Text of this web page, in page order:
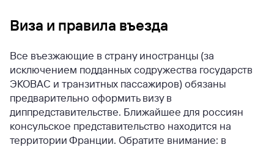
Виза и правила въезда
Все въезжающие в страну иностранцы (за
исключением подданных содружества государств
ЭКОВАС и транзитных пассажиров) обязаны
предварительно оформить визу в
диппредставительстве. Ближайшее для россиян
консульское представительство находится на
территории Франции. Обратите внимание: в